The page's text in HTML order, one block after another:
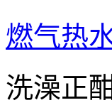
燃气热
洗澡正